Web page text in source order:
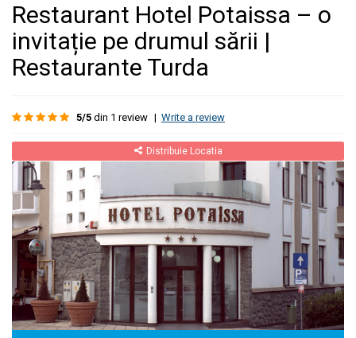
Restaurant Hotel Potaissa – o
invitație pe drumul sării |
Restaurante Turda
5/5 din 1 review | Write a review
Distribuie Locatia